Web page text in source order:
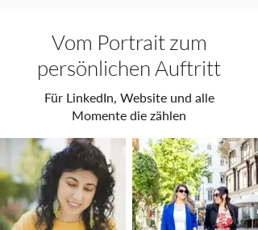
Vom Portrait zum
persönlichen Auftritt
Für LinkedIn, Website und alle
Momente die zählen